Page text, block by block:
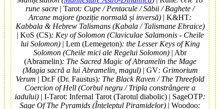
rune sacre | Tarot: Cupe / Pentacule / Săbii / Baghete /
Arcane majore (poziție normală și inversă) | K&HT:
Kabbala & Hebrew Talismans (Kabala / Talismane Ebraice)
| KoS (CS): Key of Solomon (Claviculae Salamonis - Cheile
lui Solomon)| Lem (Lemegeton): the Lesser Keys of King
Solomon (Cheile mici ale Regelui Solomon) | Abr
(Abramelin): The Sacred Magic of Abramelin the Mage
(Magia sacră a lui Abramelin, magul)| GV: Grimorium
Verum | Dr.F (Dr. Faustus): The Black Raven / The Threefold
Coercion of Hell (Corbul negru / Tripla constrângere a
iadului) | I-Tarot: Infernal Tarot (Tarotul diabolic) | SageOTP:
Sage Of The Pyramids (Înțeleptul Piramidelor) | Woodoo: